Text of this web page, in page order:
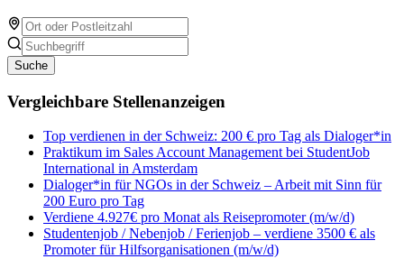
Suche
Vergleichbare Stellenanzeigen
Top verdienen in der Schweiz: 200 € pro Tag als Dialoger*in
Praktikum im Sales Account Management bei StudentJob
International in Amsterdam
Dialoger*in für NGOs in der Schweiz – Arbeit mit Sinn für
200 Euro pro Tag
Verdiene 4.927€ pro Monat als Reisepromoter (m/w/d)
Studentenjob / Nebenjob / Ferienjob – verdiene 3500 € als
Promoter für Hilfsorganisationen (m/w/d)